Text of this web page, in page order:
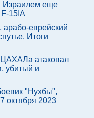
Израилем еще
15IA
еврейский
Итоги
атаковал
убитый и
"Нухбы",
октября 2023